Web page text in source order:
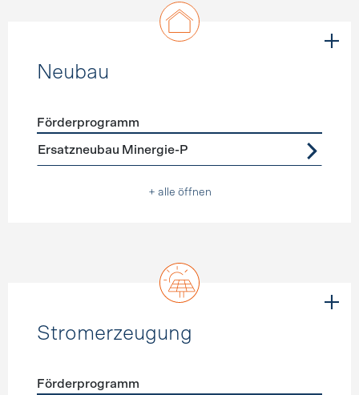
Neubau
Förderprogramme Neubau
Förderprogramm
Ersatzneubau Minergie-P
+ alle öffnen
Stromerzeugung
Förderprogramm